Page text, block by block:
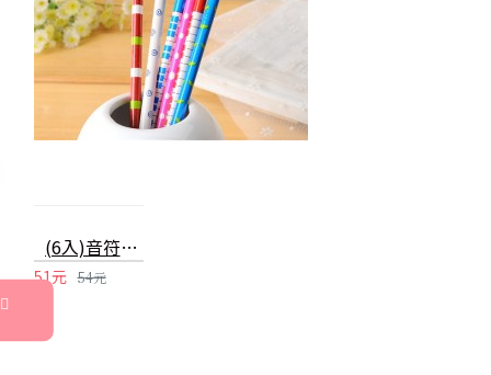
(6入)音符木製鉛筆 韓國文具可愛多色
51元 54元